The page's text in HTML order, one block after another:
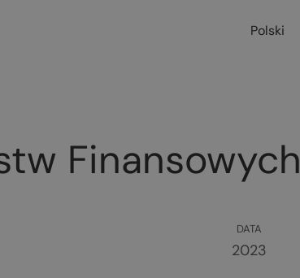
Finansowych
DATA
2023